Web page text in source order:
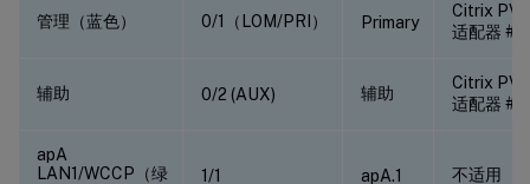
管理（蓝色） 0/1（LOM/PRI） Primary
Citrix PV
适配器
辅助 0/2 (AUX) 辅助
Citrix PV
适配器
apA
LAN1/WCCP（绿
1/1 apA.1 不适用